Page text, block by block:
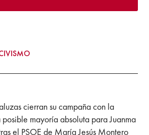
cierran su campaña con la
mayoría absoluta para Juanma
el PSOE de María Jesús Montero